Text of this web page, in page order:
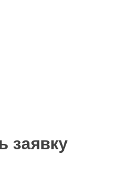
заявку